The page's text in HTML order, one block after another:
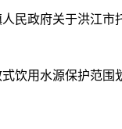
饮用水源保护范围